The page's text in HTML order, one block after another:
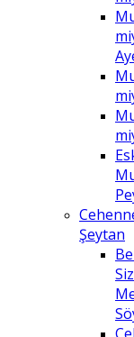
Şeytan